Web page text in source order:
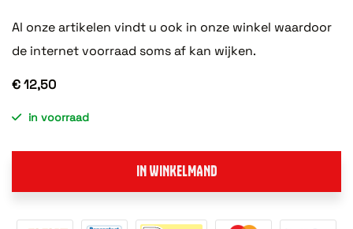
Al onze artikelen vindt u ook in onze winkel waardoor
de internet voorraad soms af kan wijken.
€ 12,50
in voorraad
IN WINKELMAND